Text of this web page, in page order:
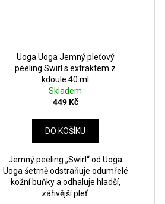
Uoga Uoga Jemný pleťový
peeling Swirl s extraktem z
kdoule 40 ml
Skladem
449 Kč
DO KOŠÍKU
Jemný peeling „Swirl“ od Uoga
Uoga šetrně odstraňuje odumřelé
kožní buňky a odhaluje hladší,
zářivější pleť.